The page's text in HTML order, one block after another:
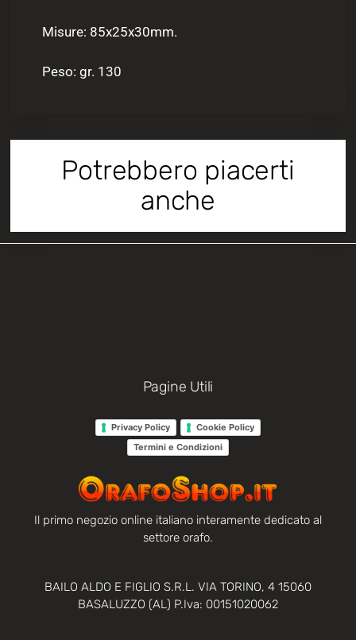
Misure: 85x25x30mm.
Peso: gr. 130
Potrebbero piacerti
anche
Pagine Utili
Privacy Policy
Cookie Policy
Termini e Condizioni
Il primo negozio online italiano interamente dedicato al
settore orafo.
BAILO ALDO E FIGLIO S.R.L. VIA TORINO, 4 15060
BASALUZZO (AL) P.Iva: 00151020062